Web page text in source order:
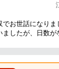
でお世話になりま
したが、日数が
とても助かりま